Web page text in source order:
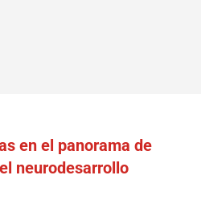
en el panorama de
neurodesarrollo